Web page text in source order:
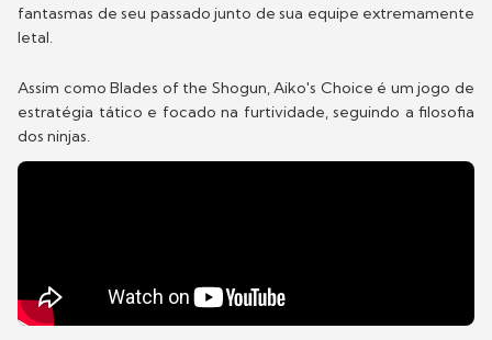
fantasmas de seu passado junto de sua equipe extremamente
letal.
Assim como Blades of the Shogun, Aiko's Choice é um jogo de
estratégia tático e focado na furtividade, seguindo a filosofia
dos ninjas.